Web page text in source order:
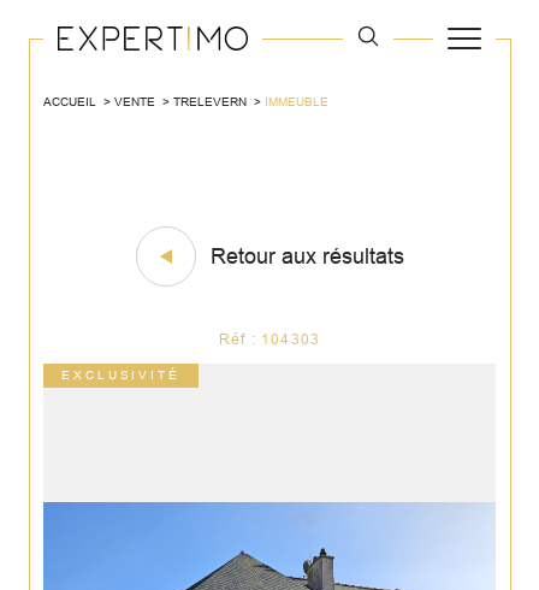
ACCUEIL VENTE TRELEVERN IMMEUBLE
Retour aux résultats
Réf : 104303
EXCLUSIVITÉ